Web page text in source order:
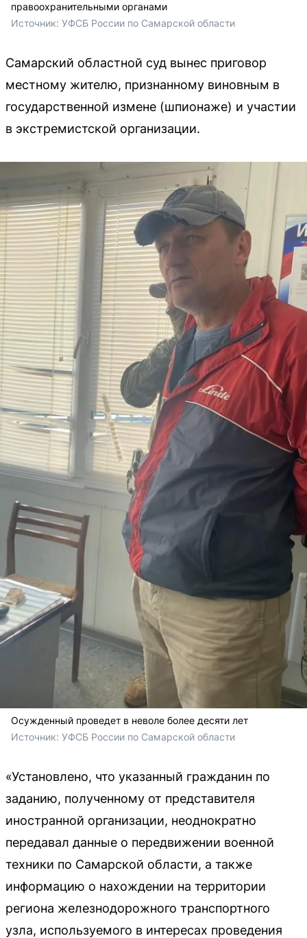
правоохранительными органами
Источник: УФСБ России по Самарской области
Самарский областной суд вынес приговор
местному жителю, признанному виновным в
государственной измене (шпионаже) и участии
в экстремистской организации.
Осужденный проведет в неволе более десяти лет
Источник: УФСБ России по Самарской области
«Установлено, что указанный гражданин по
заданию, полученному от представителя
иностранной организации, неоднократно
передавал данные о передвижении военной
техники по Самарской области, а также
информацию о нахождении на территории
региона железнодорожного транспортного
узла, используемого в интересах проведения